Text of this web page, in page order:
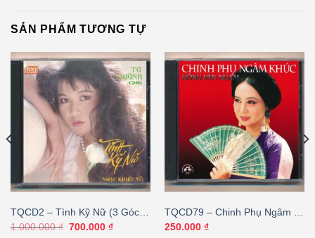
SẢN PHẨM TƯƠNG TỰ
TQCD2 – Tình Kỹ Nữ (3 Góc
Thiếu, Trầy) KGTUS
1.000.000₫ Giá
700.000 ₫Giá
TQCD79 – Chinh Phụ Ngâm –
Hồng Vân
250.000 ₫